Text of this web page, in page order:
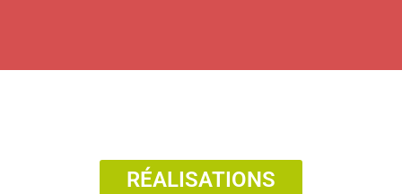
RÉALISATIONS